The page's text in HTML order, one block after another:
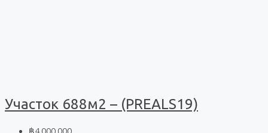
Участок 688м2 – (PREALS19)
฿4 000 000